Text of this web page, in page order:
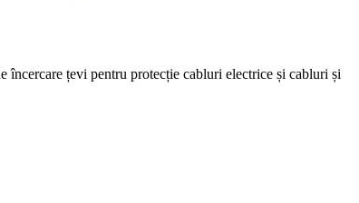
încercare țevi pentru protecție cabluri electrice și cabluri și